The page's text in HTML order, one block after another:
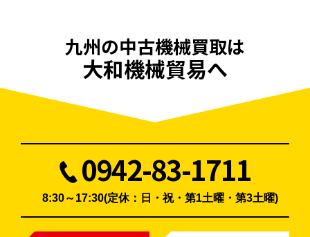
九州の中古機械買取は
大和機械貿易へ
0942-83-1711
8:30～17:30(定休：日・祝・第1土曜・第3土曜)